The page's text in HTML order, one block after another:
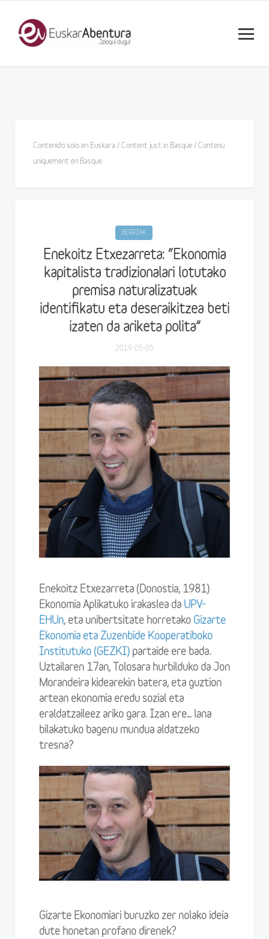
Contenido solo en Euskara / Content just in Basque / Contenu
uniquement en Basque
BERRIAK
Enekoitz Etxezarreta: “Ekonomia
kapitalista tradizionalari lotutako
premisa naturalizatuak
identifikatu eta deseraikitzea beti
izaten da ariketa polita”
2019-05-05
Enekoitz Etxezarreta (Donostia, 1981)
Ekonomia Aplikatuko irakaslea da UPV-
EHUn, eta unibertsitate horretako Gizarte
Ekonomia eta Zuzenbide Kooperatiboko
Institutuko (GEZKI) partaide ere bada.
Uztailaren 17an, Tolosara hurbilduko da Jon
Morandeira kidearekin batera, eta guztion
artean ekonomia eredu sozial eta
eraldatzaileez ariko gara. Izan ere… lana
bilakatuko bagenu mundua aldatzeko
tresna?
Gizarte Ekonomiari buruzko zer nolako ideia
dute honetan profano direnek?